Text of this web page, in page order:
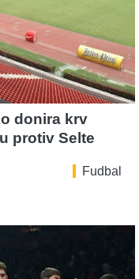
donira krv
protiv Selte
Fudbal